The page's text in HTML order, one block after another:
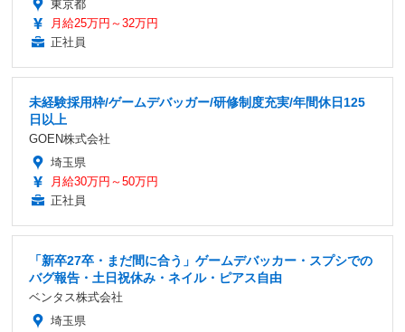
東京都
月給25万円～32万円
正社員
未経験採用枠/ゲームデバッガー/研修制度充実/年間休日125
日以上
GOEN株式会社
埼玉県
月給30万円～50万円
正社員
「新卒27卒・まだ間に合う」ゲームデバッカー・スプシでの
バグ報告・土日祝休み・ネイル・ピアス自由
ベンタス株式会社
埼玉県